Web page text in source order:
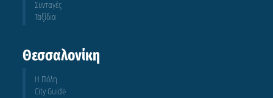
Συνταγές
Ταξίδια
Θεσσαλονίκη
Η Πόλη
City Guide